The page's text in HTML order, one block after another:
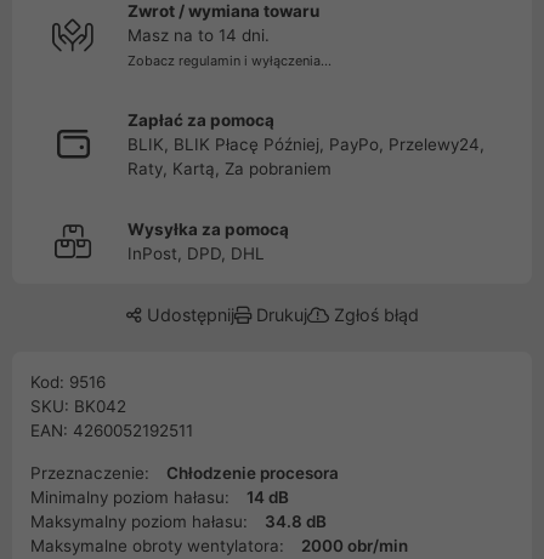
Zwrot / wymiana towaru
Masz na to 14 dni.
Zobacz regulamin i wyłączenia...
Zapłać za pomocą
BLIK, BLIK Płacę Później, PayPo, Przelewy24,
Raty, Kartą, Za pobraniem
Wysyłka za pomocą
InPost, DPD, DHL
Udostępnij Drukuj Zgłoś błąd
Kod: 9516
SKU: BK042
EAN: 4260052192511
Przeznaczenie:
Chłodzenie procesora
Minimalny poziom hałasu:
14 dB
Maksymalny poziom hałasu:
34.8 dB
Maksymalne obroty wentylatora:
2000 obr/min